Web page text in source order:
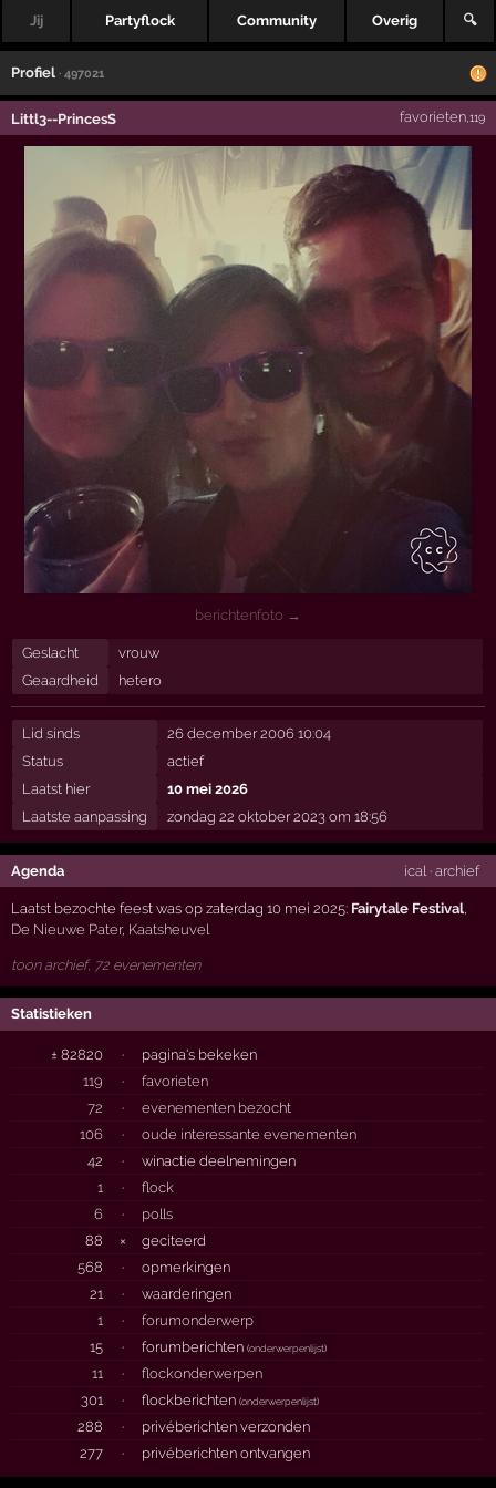
Jij Partyflock Community Overig 🔍
Profiel · 497021
Littl3--PrincesS favorieten,119
berichtenfoto →
Geslacht
vrouw
Geaardheid
hetero
Lid sinds
26 december 2006 10:04
Status
actief
Laatst hier
10 mei 2026
Laatste aanpassing
zondag 22 oktober 2023 om 18:56
Agenda ical · archief
Laatst bezochte feest was op zaterdag 10 mei 2025: Fairytale Festival,
De Nieuwe Pater, Kaatsheuvel
toon archief, 72 evenementen
Statistieken
± 82820 ·
pagina's bekeken
119
·
favorieten
72
·
evenementen bezocht
106
·
oude interessante evenementen
42
·
winactie deelnemingen
1
·
flock
6
·
polls
88
×
geciteerd
568
·
opmerkingen
21
·
waarderingen
1
·
forumonderwerp
15
· forumberichten(onderwerpenlijst)
11 ·
flockonderwerpen
301
· flockberichten(onderwerpenlijst)
288 ·
privéberichten verzonden
277
· privéberichten ontvangen